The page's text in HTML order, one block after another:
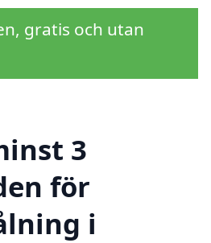
gratis och utan
3
för
i